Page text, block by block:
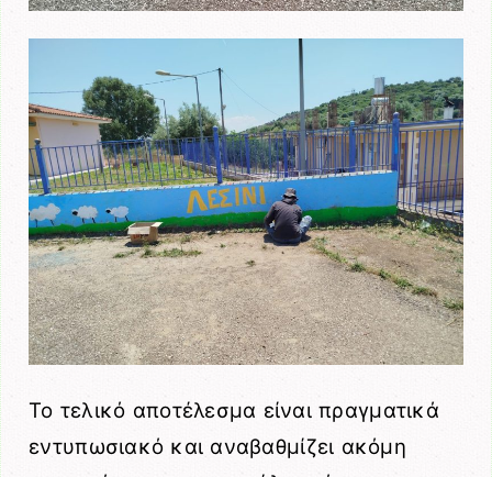
Το τελικό αποτέλεσμα είναι πραγματικά
εντυπωσιακό και αναβαθμίζει ακόμη